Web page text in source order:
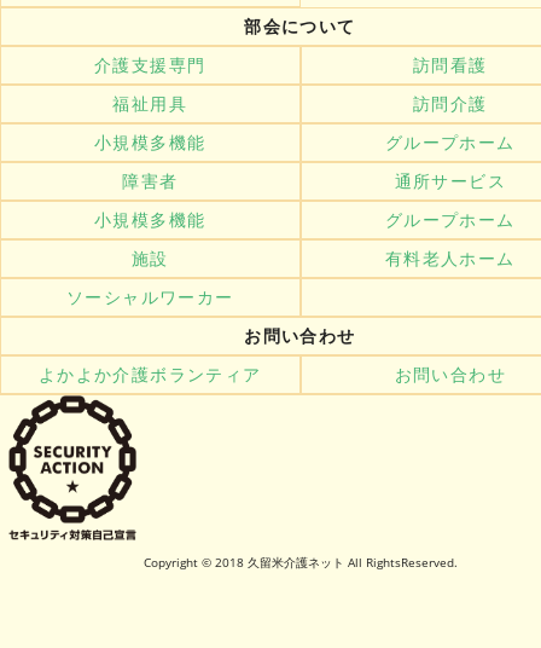
部会について
介護支援専門
訪問看護
福祉用具
訪問介護
小規模多機能
グループホーム
障害者
通所サービス
小規模多機能
グループホーム
施設
有料老人ホーム
ソーシャルワーカー
お問い合わせ
よかよか介護ボランティア
お問い合わせ
Copyright © 2018 久留米介護ネット All RightsReserved.